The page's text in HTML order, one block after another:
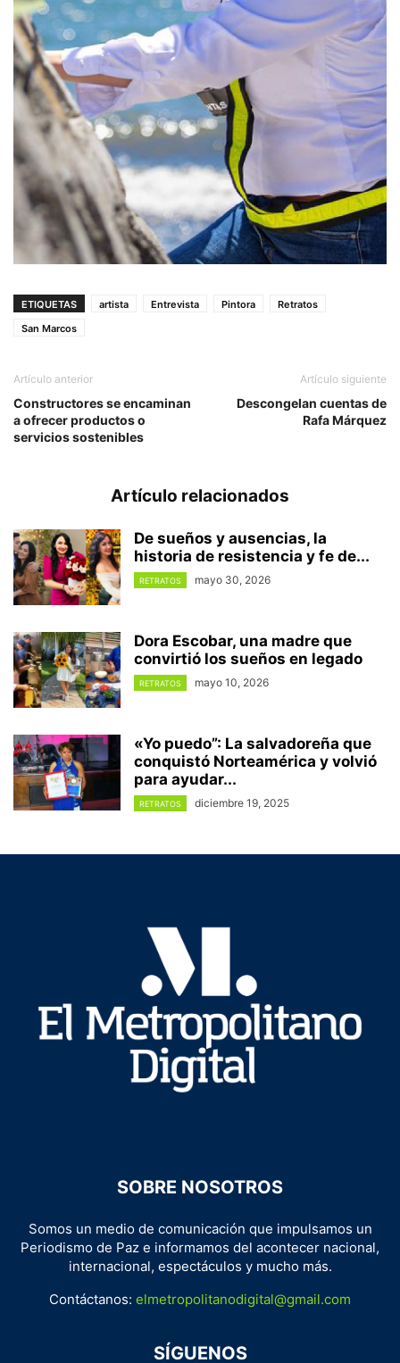
ETIQUETAS artista Entrevista Pintora
Retratos
San Marcos
Artículo anterior
Constructores se encaminan
a ofrecer productos o
servicios sostenibles
Artículo siguiente
Descongelan cuentas de
Rafa Márquez
Artículo relacionados
De sueños y ausencias, la
historia de resistencia y fe de...
RETRATOS mayo 30, 2026
Dora Escobar, una madre que
convirtió los sueños en legado
RETRATOS mayo 10, 2026
«Yo puedo”: La salvadoreña que
conquistó Norteamérica y volvió
para ayudar...
RETRATOS diciembre 19, 2025
SOBRE NOSOTROS
Somos un medio de comunicación que impulsamos un
Periodismo de Paz e informamos del acontecer nacional,
internacional, espectáculos y mucho más.
Contáctanos: elmetropolitanodigital@gmail.com
SÍGUENOS